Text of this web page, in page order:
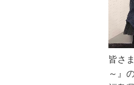
皆さ
～』